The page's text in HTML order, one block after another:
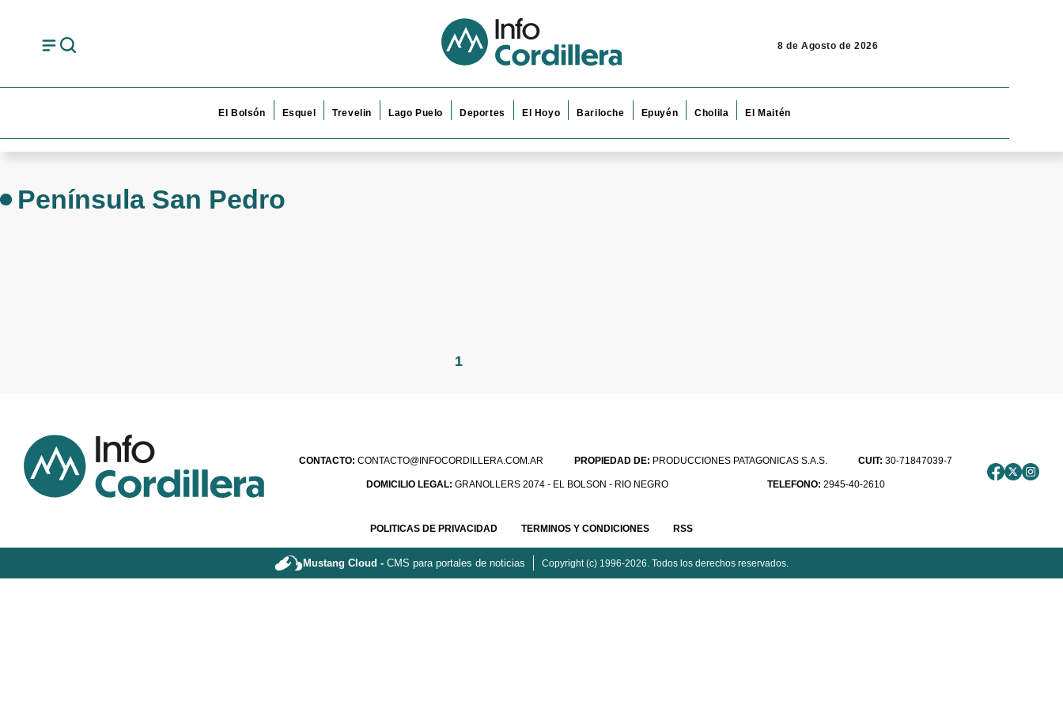
8 de Agosto de 2026
El Bolsón Esquel Trevelin Lago Puelo Deportes El Hoyo Bariloche Epuyén Cholila El Maitén
Península San Pedro
1
CONTACTO: CONTACTO@INFOCORDILLERA.COM.AR PROPIEDAD DE: PRODUCCIONES PATAGONICAS S.A.S. CUIT: 30-71847039-7
DOMICILIO LEGAL:GRANOLLERS 2074 - EL BOLSON - RIO NEGRO TELEFONO: 2945-40-2610
POLITICAS DE PRIVACIDAD TERMINOS Y CONDICIONES RSS
Mustang Cloud - CMS para portales de noticias Copyright (c) 1996-2026. Todos los derechos reservados.